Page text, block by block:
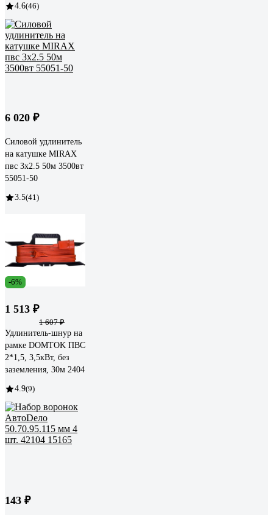
4.6(46)
6 020 ₽
Силовой удлинитель
на катушке MIRAX
пвс 3x2.5 50м 3500вт
55051-50
3.5(41)
-6%
1 513 ₽
1 607 ₽
Удлинитель-шнур на
рамке DOMTOK ПВС
2*1,5, 3,5кВт, без
заземления, 30м 2404
4.9(9)
143 ₽